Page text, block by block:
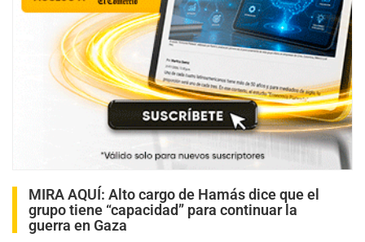
MIRA AQUÍ: Alto cargo de Hamás dice que el
grupo tiene “capacidad” para continuar la
guerra en Gaza